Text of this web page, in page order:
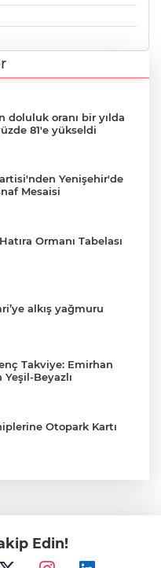
doluluk oranı bir yılda
81'e yükseldi
Yenişehir'de
Mesaisi
Ormanı Tabelası
alkış yağmuru
Takviye: Emirhan
Beyazlı
Otopark Kartı
yanındayız’
Edin!